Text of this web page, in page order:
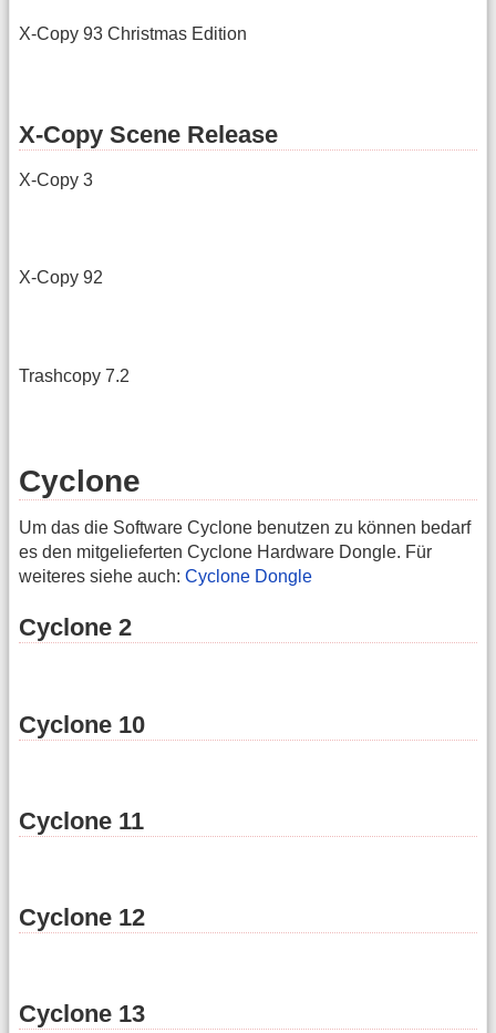
X-Copy 93 Christmas Edition
X-Copy Scene Release
X-Copy 3
X-Copy 92
Trashcopy 7.2
Cyclone
Um das die Software Cyclone benutzen zu können bedarf
es den mitgelieferten Cyclone Hardware Dongle. Für
weiteres siehe auch: Cyclone Dongle
Cyclone 2
Cyclone 10
Cyclone 11
Cyclone 12
Cyclone 13